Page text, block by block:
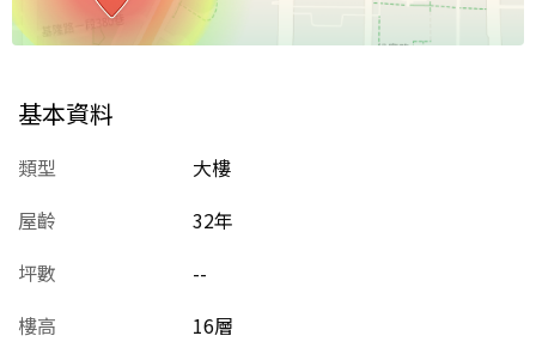
基本資料
類型
大樓
屋齡
32年
坪數
--
樓高
16層